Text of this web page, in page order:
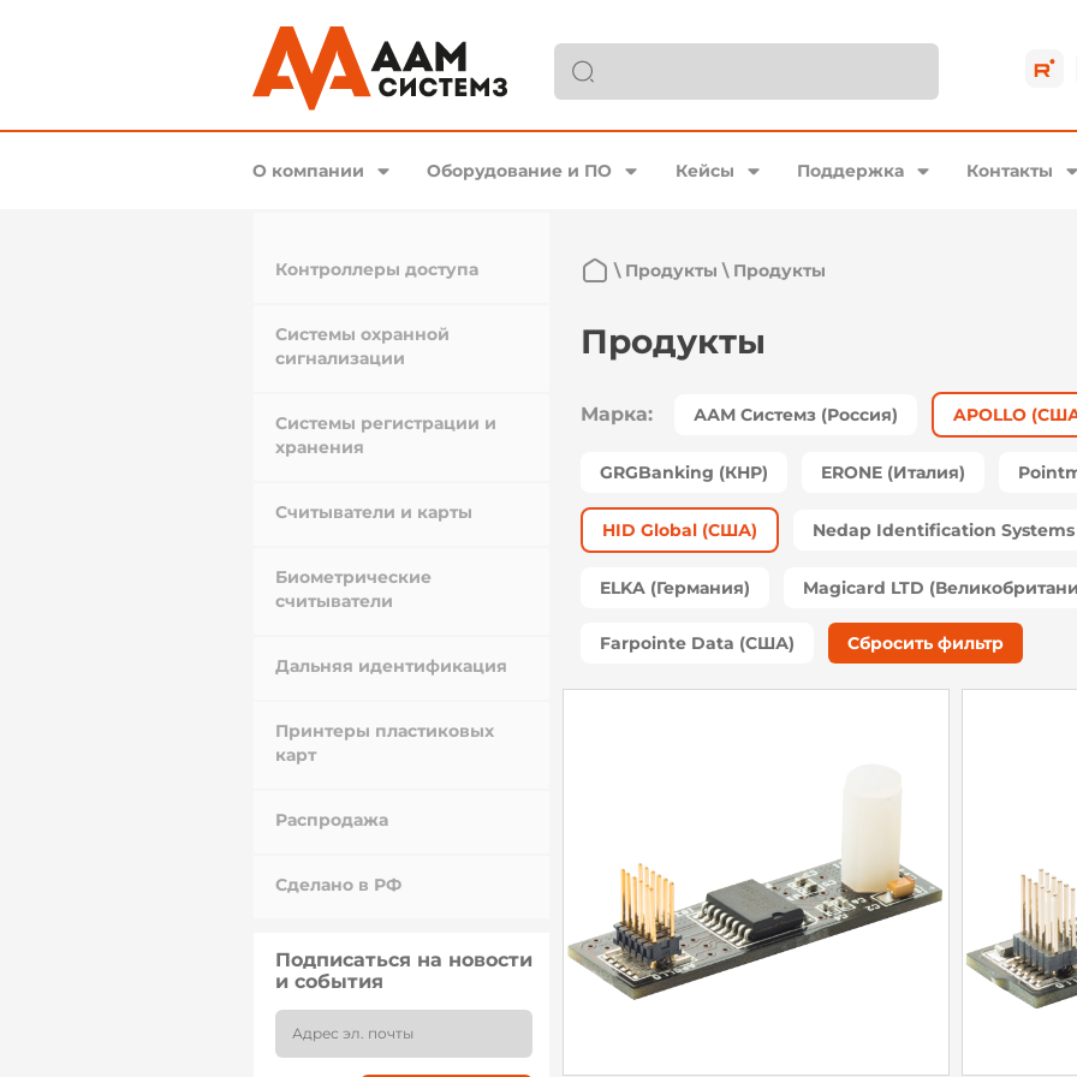
О компании Оборудование и ПО Кейсы Поддержка Контакты
Контроллеры доступа
Системы охранной
сигнализации
Системы регистрации и
хранения
Считыватели и карты
Биометрические
считыватели
Дальняя идентификация
Принтеры пластиковых
карт
Распродажа
Сделано в РФ
Подписаться на новости
и события
\ Продукты \ Продукты
Продукты
Марка: ААМ Системз (Россия) APOLLO
GRGBanking (КНР) ERONE (Италия)
HID Global (США) Nedap Identification
ELKA (Германия) Magicard LTD
Farpointe Data (США) Сбросить фильтр